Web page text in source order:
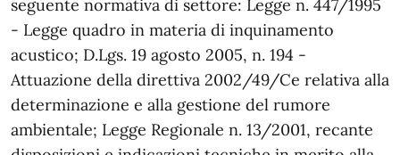
seguente normativa di settore: Legge n. 447/1995
- Legge quadro in materia di inquinamento
acustico; D.Lgs. 19 agosto 2005, n. 194 -
Attuazione della direttiva 2002/49/Ce relativa alla
determinazione e alla gestione del rumore
ambientale; Legge Regionale n. 13/2001, recante